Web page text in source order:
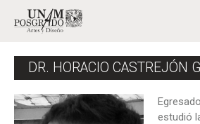
DR. HORACIO CASTREJÓN
estudió